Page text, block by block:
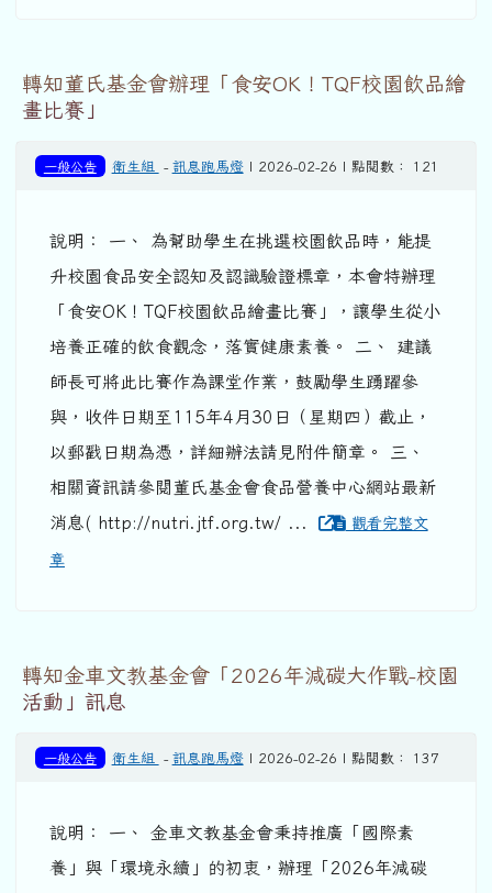
轉知董氏基金會辦理「食安OK！TQF校園飲品繪
畫比賽」
一般公告 衛生組 - 訊息跑馬燈| 2026-02-26 | 點閱數： 121
說明： 一、 為幫助學生在挑選校園飲品時，能提
升校園食品安全認知及認識驗證標章，本會特辦理
「食安OK！TQF校園飲品繪畫比賽」，讓學生從小
培養正確的飲食觀念，落實健康素養。 二、 建議
師長可將此比賽作為課堂作業，鼓勵學生踴躍參
與，收件日期至115年4月30日（星期四）截止，
以郵戳日期為憑，詳細辦法請見附件簡章。 三、
相關資訊請參閱董氏基金會食品營養中心網站最新
消息( http://nutri.jtf.org.tw/ ...
觀看完整文
章
轉知金車文教基金會「2026年減碳大作戰-校園
活動」訊息
一般公告 衛生組 - 訊息跑馬燈| 2026-02-26 | 點閱數： 137
說明： 一、 金車文教基金會秉持推廣「國際素
養」與「環境永續」的初衷，辦理「2026年減碳